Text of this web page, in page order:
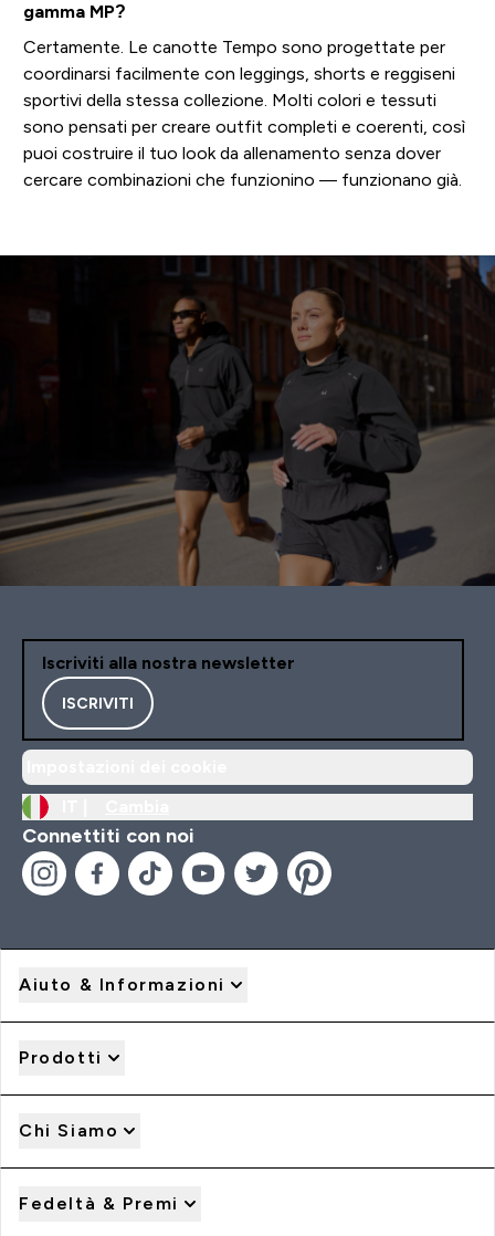
gamma MP?
Certamente. Le canotte Tempo sono progettate per
coordinarsi facilmente con leggings, shorts e reggiseni
sportivi della stessa collezione. Molti colori e tessuti
sono pensati per creare outfit completi e coerenti, così
puoi costruire il tuo look da allenamento senza dover
cercare combinazioni che funzionino — funzionano già.
Iscriviti alla nostra newsletter
ISCRIVITI
Connettiti con noi
Aiuto & Informazioni
Prodotti
Chi Siamo
Fedeltà & Premi